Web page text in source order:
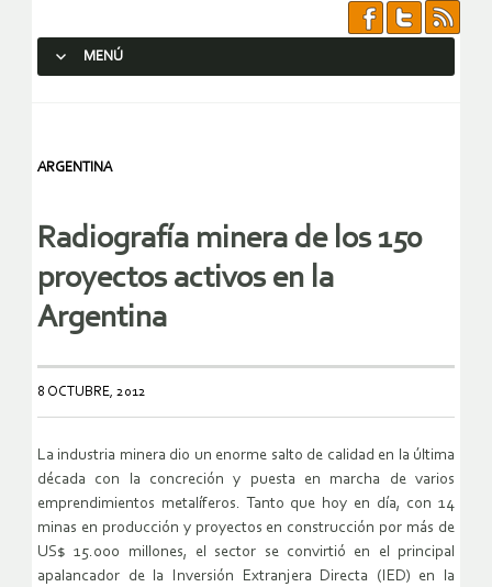
MENÚ
ARGENTINA
Radiografía minera de los 150
proyectos activos en la
Argentina
8 OCTUBRE, 2012
La industria minera dio un enorme salto de calidad en la última
década con la concreción y puesta en marcha de varios
emprendimientos metalíferos. Tanto que hoy en día, con 14
minas en producción y proyectos en construcción por más de
US$ 15.000 millones, el sector se convirtió en el principal
apalancador de la Inversión Extranjera Directa (IED) en la